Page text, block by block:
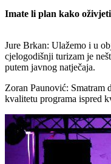
Imate li plan kako
Jure Brkan: Ulažemo i u
cjelogodišnji turizam je
putem javnog natječaja.
Zoran Paunović: Smatram
kvalitetu programa ispred